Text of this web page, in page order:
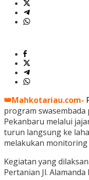
👑Mahkotariau.com-
program
Pekanbaru melalui
turun langsung ke
melakukan
Kegiatan yang
Pertanian Jl.